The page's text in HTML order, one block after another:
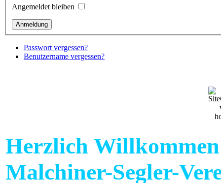
Angemeldet bleiben
Passwort vergessen?
Benutzername vergessen?
Herzlich
Malchiner-Segler-